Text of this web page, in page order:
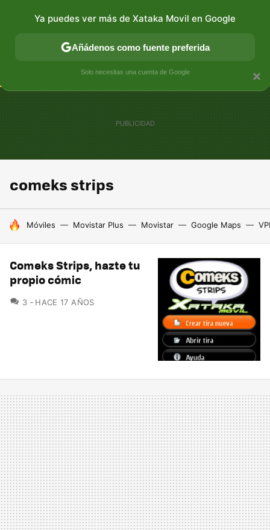
CONECTIVIDAD MÓVIL Y SOCIEDAD APLICACIONES
comeks strips
HOY SE HABLA DE
Móviles Movistar Plus Movistar Google Maps
Comeks Strips, hazte tu
propio cómic
3 COMENTARIOS
HACE 17 AÑOS
×
Ya puedes ver más de Xataka Movil en Google
Añádenos como fuente preferida
Solo necesitas una cuenta de Google